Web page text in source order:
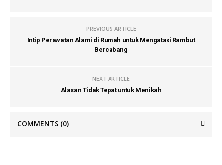
PREVIOUS ARTICLE
Intip Perawatan Alami di Rumah untuk Mengatasi Rambut
Bercabang
NEXT ARTICLE
Alasan Tidak Tepat untuk Menikah
COMMENTS (0)